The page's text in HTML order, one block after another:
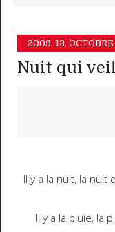
2009. 13. OCTOBRE
Nuit qui
Il y a la nuit, la
Il y a la pluie, la